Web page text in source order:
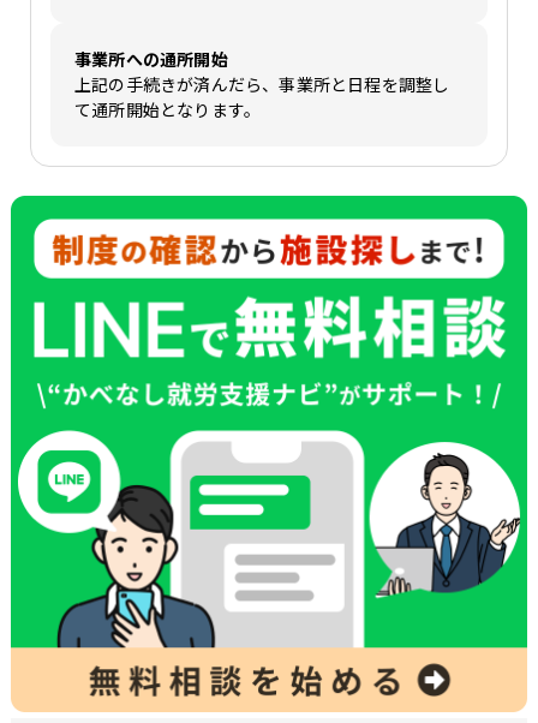
事業所への通所開始
上記の手続きが済んだら、事業所と日程を調整し
て通所開始となります。